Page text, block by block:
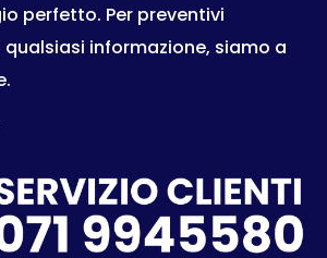
perfetto. Per preventivi
informazione, siamo a